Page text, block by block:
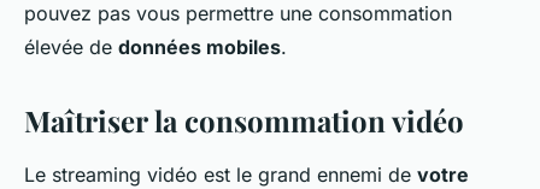
pouvez pas vous permettre une consommation
élevée de données mobiles.
Maîtriser la consommation vidéo
Le streaming vidéo est le grand ennemi de votre